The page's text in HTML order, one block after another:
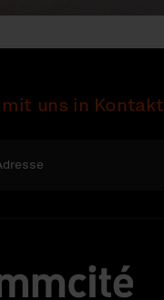
uns in Kontakt